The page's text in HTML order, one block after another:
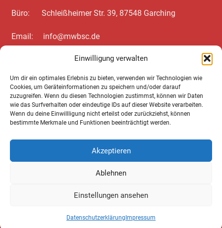
Einwilligung verwalten
Um dir ein optimales Erlebnis zu bieten, verwenden wir Technologien wie
Cookies, um Geräteinformationen zu speichern und/oder darauf
zuzugreifen. Wenn du diesen Technologien zustimmst, können wir Daten
wie das Surfverhalten oder eindeutige IDs auf dieser Website verarbeiten.
Wenn du deine Einwillligung nicht erteilst oder zurückziehst, können
bestimmte Merkmale und Funktionen beeinträchtigt werden.
Akzeptieren
Ablehnen
Einstellungen ansehen
Datenschutz­erklärung Impressum
Büro: Schleißheimer Str. 39, 87548 Garching
Email: info@mwbsc.de
Telefon: +49 89 / 20 00 35 62
Wichtiges zum Schluss
Cookie Notice